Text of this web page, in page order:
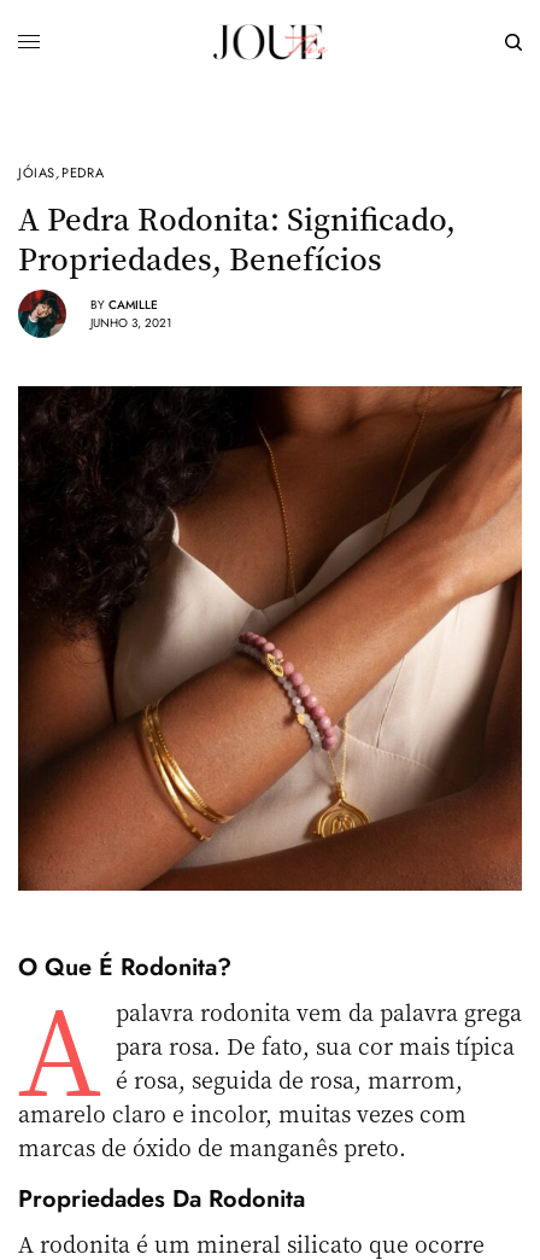
JÓIAS,PEDRA
A Pedra Rodonita: Significado,
Propriedades, Benefícios
BY CAMILLE
JUNHO 3, 2021
O Que É Rodonita?
A palavra rodonita vem da palavra grega
para rosa. De fato, sua cor mais típica
é rosa, seguida de rosa, marrom,
amarelo claro e incolor, muitas vezes com
marcas de óxido de manganês preto.
Propriedades Da Rodonita
A rodonita é um mineral silicato que ocorre